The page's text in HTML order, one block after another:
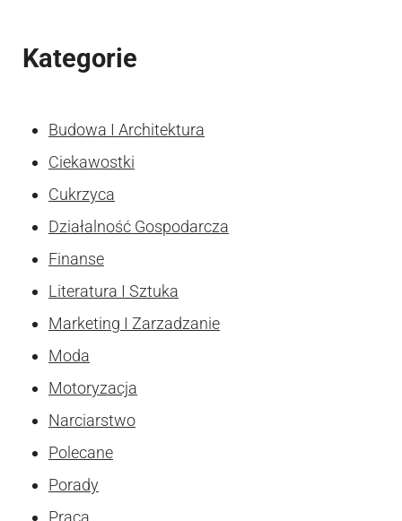
Kategorie
Budowa I Architektura
Ciekawostki
Cukrzyca
Działalność Gospodarcza
Finanse
Literatura I Sztuka
Marketing I Zarzadzanie
Moda
Motoryzacja
Narciarstwo
Polecane
Porady